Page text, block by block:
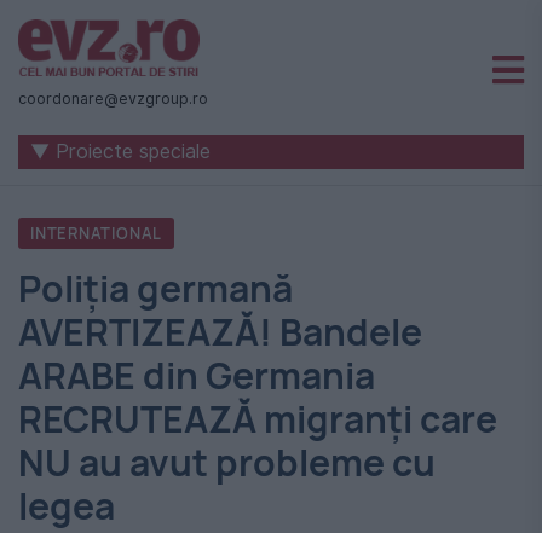
Știri
naționale
internaționale
România
-
Evenimentul
Zilei
coordonare@evzgroup.ro
▼ Proiecte speciale
INTERNATIONAL
Poliţia germană
AVERTIZEAZĂ! Bandele
ARABE din Germania
RECRUTEAZĂ migranţi care
NU au avut probleme cu
legea